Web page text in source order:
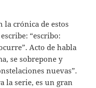
la crónica de estos
“escribo:
Acto de habla
se sobrepone y
nuevas”.
la serie, es un gran